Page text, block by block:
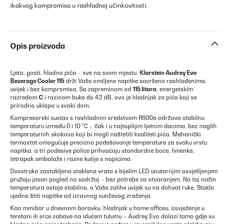
ikakvog kompromisa u rashladnoj učinkovitosti.
Opis proizvoda
Ljeto, gosti, hladna pića – sve na svom mjestu. Klarstein Audrey Evo
Beverage Cooler 115 drži Vaše omiljene napitke savršeno rashlađenima,
uvijek i bez kompromisa. Sa zapreminom od 115 litara, energetskim
razredom C i razinom buke do 42 dB, ovo je hladnjak za pića koji se
prirodno uklapa u svaki dom.
Kompresorski sustav s rashladnim sredstvom R600a održava stabilnu
temperaturu između 0 i 10 °C – čak i u najtoplijim ljetnim danima, bez naglih
temperaturnih skokova koji bi mogli naštetiti kvaliteti pića. Mehanički
termostat omogućuje precizno podešavanje temperature za svaku vrstu
napitka, a tri podesive police prihvaćaju standardne boce, limenke,
tetrapak ambalaže i razne kutije s napicima.
Dvostruko zastakljena staklena vrata s bijelim LED unutarnjim osvjetljenjem
pružaju jasan pogled na sadržaj – bez potrebe za otvaranjem. Na taj način
temperatura ostaje stabilna, a Vaše zalihe uvijek su na dohvat ruke. Staklo
ujedno štiti napitke od izravnog sunčevog zračenja.
Kao minibar u dnevnom boravku, hladnjak u home officeu, osvježenje u
teretani ili srce zabave na idućem tulumu – Audrey Evo dolazi tamo gdje su